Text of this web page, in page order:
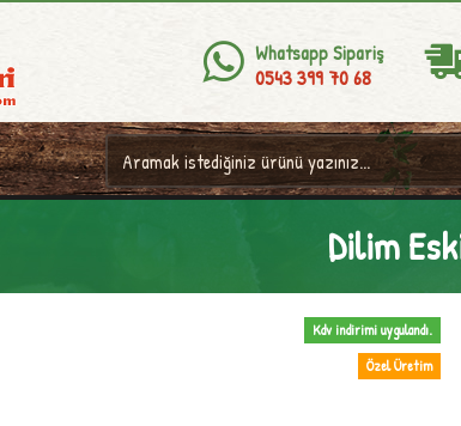
Whatsapp Sipariş
0543 399 70 68
Dilim
Özel Üretim
Kdv indirimi uygulandı.